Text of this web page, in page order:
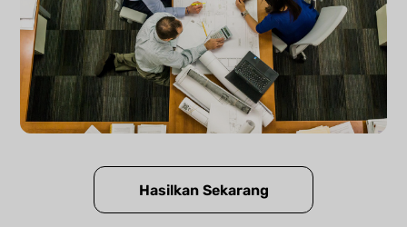
Hasilkan Sekarang